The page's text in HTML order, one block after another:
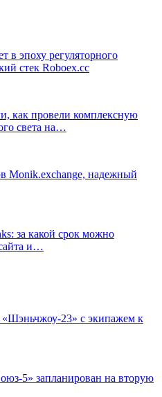
в эпоху регуляторного
стек Roboex.cc
как провели комплексную
света на…
Monik.exchange, надежный
за какой срок можно
и…
«Шэньчжоу-23» с экипажем к
5» запланирован на вторую